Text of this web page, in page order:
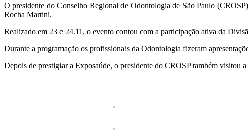
O presidente do Conselho Regional de Odontologia de São Paulo
Rocha Martini.
Realizado em 23 e 24.11, o evento contou com a participação ativa da
Durante a programação os profissionais da Odontologia fizeram
Depois de prestigiar a Exposaúde, o presidente do CROSP também
–